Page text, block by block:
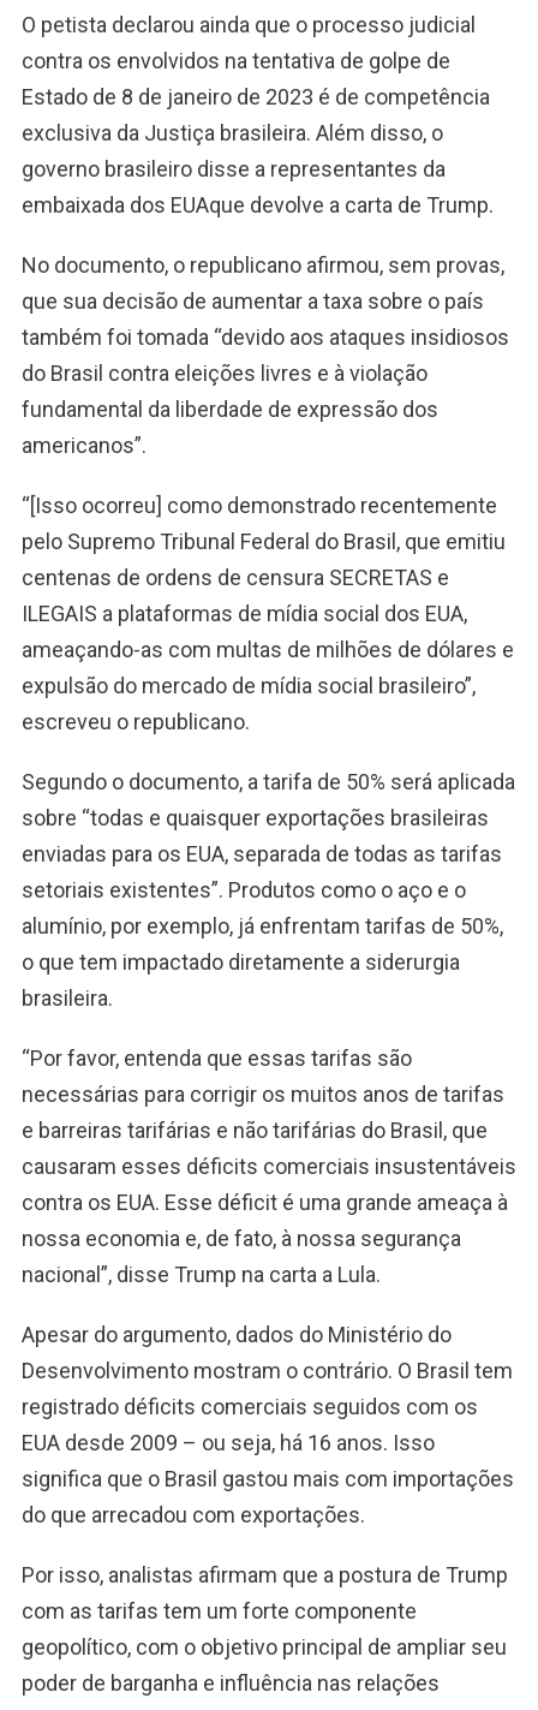
O petista declarou ainda que o processo judicial
contra os envolvidos na tentativa de golpe de
Estado de 8 de janeiro de 2023 é de competência
exclusiva da Justiça brasileira. Além disso, o
governo brasileiro disse a representantes da
embaixada dos EUAque devolve a carta de Trump.
No documento, o republicano afirmou, sem provas,
que sua decisão de aumentar a taxa sobre o país
também foi tomada “devido aos ataques insidiosos
do Brasil contra eleições livres e à violação
fundamental da liberdade de expressão dos
americanos”.
“[Isso ocorreu] como demonstrado recentemente
pelo Supremo Tribunal Federal do Brasil, que emitiu
centenas de ordens de censura SECRETAS e
ILEGAIS a plataformas de mídia social dos EUA,
ameaçando-as com multas de milhões de dólares e
expulsão do mercado de mídia social brasileiro”,
escreveu o republicano.
Segundo o documento, a tarifa de 50% será aplicada
sobre “todas e quaisquer exportações brasileiras
enviadas para os EUA, separada de todas as tarifas
setoriais existentes”. Produtos como o aço e o
alumínio, por exemplo, já enfrentam tarifas de 50%,
o que tem impactado diretamente a siderurgia
brasileira.
“Por favor, entenda que essas tarifas são
necessárias para corrigir os muitos anos de tarifas
e barreiras tarifárias e não tarifárias do Brasil, que
causaram esses déficits comerciais insustentáveis
contra os EUA. Esse déficit é uma grande ameaça à
nossa economia e, de fato, à nossa segurança
nacional”, disse Trump na carta a Lula.
Apesar do argumento, dados do Ministério do
Desenvolvimento mostram o contrário. O Brasil tem
registrado déficits comerciais seguidos com os
EUA desde 2009 – ou seja, há 16 anos. Isso
significa que o Brasil gastou mais com importações
do que arrecadou com exportações.
Por isso, analistas afirmam que a postura de Trump
com as tarifas tem um forte componente
geopolítico, com o objetivo principal de ampliar seu
poder de barganha e influência nas relações